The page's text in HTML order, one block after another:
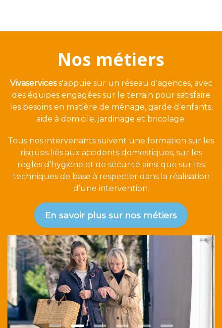
Nos métiers
Vivaservicess'appuie sur un réseau d'agences, avec
des équipes engagées sur le terrain pour satisfaire
les besoins en matière de ménage, garde d'enfants,
aide à domicile, jardinage et bricolage.
Tous nos intervenants suivent une formation sur les
risques liés aux accidents domestiques, sur les
règles d’hygiène et de sécurité ainsi que sur les
techniques de base à respecter dans la réalisation
d’une intervention.
En savoir plus sur nos métiers